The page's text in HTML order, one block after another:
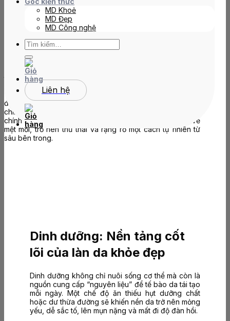
MD Khoẻ
MD Đẹp
MD Công nghệ
kiếm:
Liên hệ
Ít ai biết rằng, làn da và hệ thần kinh có cùng nguồn gốc
sinh học, vì vậy mọi biến động về cảm xúc đều để lại dấu
ấn trực tiếp lên diện mạo. Khi stress kéo dài, cơ thể giải
phóng Cortisol làm phá vỡ cấu trúc Collagen, gây ra tình
trạng da xỉn màu, mụn và lão hóa sớm.
Tại MDmedical, chúng tôi tin rằng muốn sở hữu một làn da
đẹp, bạn cũng cần chú ý đến sức khỏe tinh thần của
chính mình. Việc xoa dịu căng thẳng và cân bằng cảm xúc
chính là “liệu pháp vô hình” giúp gương mặt thoát khỏi vẻ
mệt mỏi, trở nên thư thái và rạng rỡ một cách tự nhiên từ
sâu bên trong.
Dinh dưỡng: Nền tảng cốt
lõi của làn da khỏe đẹp
Dinh dưỡng không chỉ nuôi sống cơ thể mà còn là
nguồn cung cấp “nguyên liệu” để tế bào da tái tạo
mỗi ngày. Một chế độ ăn thiếu hụt dưỡng chất
hoặc dư thừa đường sẽ khiến nền da trở nên mỏng
yếu, dễ sắc tố, lên mụn nặng và mất đi độ đàn hồi.